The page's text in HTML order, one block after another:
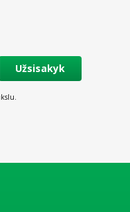
Užsisakyk